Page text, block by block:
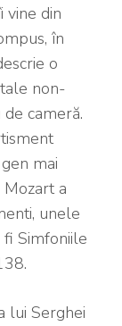
vine din
în
o
non-
cameră.
mai
Mozart a
unele
fi Simfoniile
lui Serghei